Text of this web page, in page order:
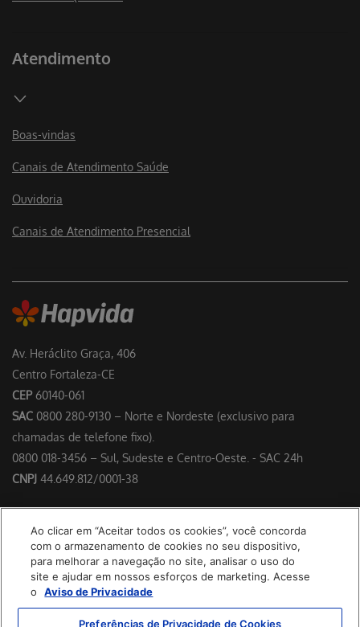
Av. Heráclito Graça, 406
Centro Fortaleza-CE
CEP60140-061
SAC 0800 280-9130 – Norte e Nordeste (exclusivo para
chamadas de telefone fixo).
0800 018-3456 – Sul, Sudeste e Centro-Oeste. - SAC 24h
CNPJ 44.649.812/0001-38
CRM/CE 4953
Atendimento
Boas-vindas
Canais de Atendimento Saúde
Ouvidoria
Canais de Atendimento Presencial
Ao clicar em “Aceitar todos os cookies”, você concorda
com o armazenamento de cookies no seu dispositivo,
para melhorar a navegação no site, analisar o uso do
site e ajudar em nossos esforços de marketing. Acesse
o
Aviso de Privacidade
Preferências de Privacidade de Cookies